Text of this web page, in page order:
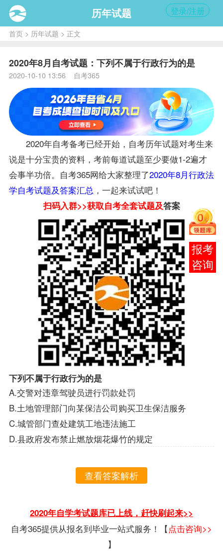
报考
咨询
历年试题 登录/注册
首页> 历年试题 > 正文
2020年8月自考试题：下列不属于行政行为的是
2020-10-10 13:56 自考365
2020年自考备考已经开始，自考历年试题对考生来
说是十分宝贵的资料，考前每道试题至少要做1-2遍才
会事半功倍。自考365网给大家整理了2020年8月行政法
学自考试题及答案汇总 ，一起来试试吧！
扫码入群>>获取自考全套试题及答案
下列不属于行政行为的是
A.交警对违章驾驶员进行罚款处罚
B.土地管理部门向某保洁公司购买卫生保洁服务
C.城管部门查处建筑工地违法施工
D.县政府发布禁止燃放烟花爆竹的规定
查看答案解析
2020年自学考试题库已上线，赶快刷起来>>
自考365提供从报名到毕业一站式服务！【点击咨询>>
】